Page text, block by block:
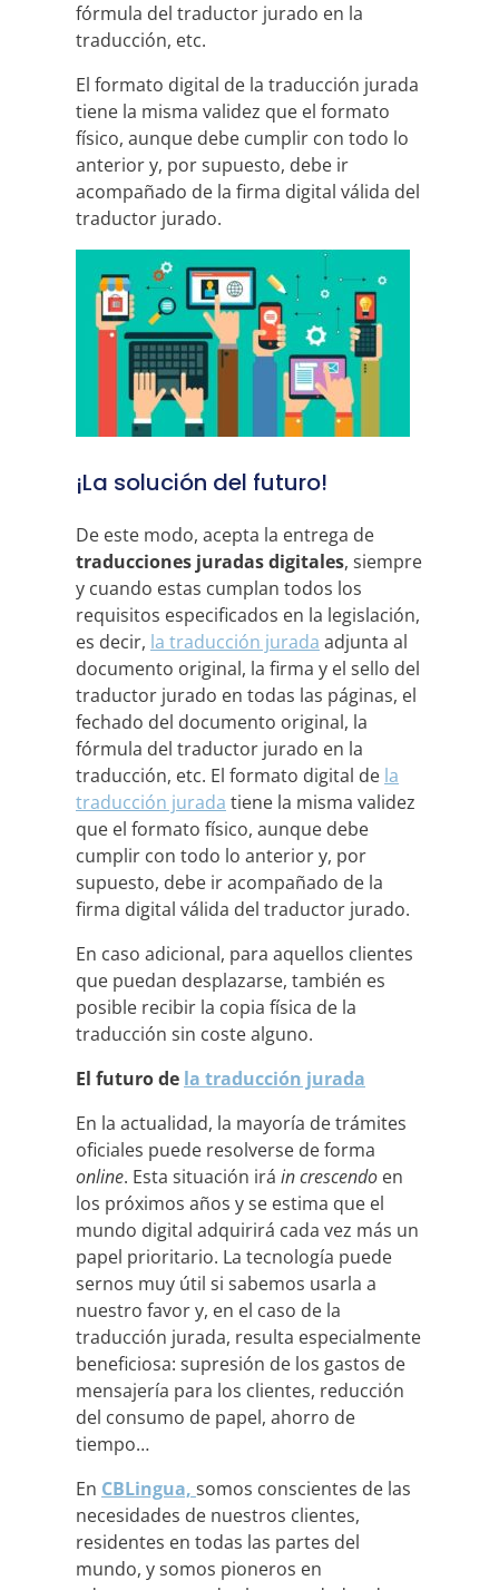
fórmula del traductor jurado en la
traducción, etc.
El formato digital de la traducción jurada
tiene la misma validez que el formato
físico, aunque debe cumplir con todo lo
anterior y, por supuesto, debe ir
acompañado de la firma digital válida del
traductor jurado.
¡La solución del futuro!
De este modo, acepta la entrega de
traducciones juradas digitales, siempre
y cuando estas cumplan todos los
requisitos especificados en la legislación,
es decir, la traducción jurada adjunta al
documento original, la firma y el sello del
traductor jurado en todas las páginas, el
fechado del documento original, la
fórmula del traductor jurado en la
traducción, etc. El formato digital de la
traducción jurada tiene la misma validez
que el formato físico, aunque debe
cumplir con todo lo anterior y, por
supuesto, debe ir acompañado de la
firma digital válida del traductor jurado.
En caso adicional, para aquellos clientes
que puedan desplazarse, también es
posible recibir la copia física de la
traducción sin coste alguno.
El futuro de la traducción jurada
En la actualidad, la mayoría de trámites
oficiales puede resolverse de forma
online. Esta situación irá in crescendo en
los próximos años y se estima que el
mundo digital adquirirá cada vez más un
papel prioritario. La tecnología puede
sernos muy útil si sabemos usarla a
nuestro favor y, en el caso de la
traducción jurada, resulta especialmente
beneficiosa: supresión de los gastos de
mensajería para los clientes, reducción
del consumo de papel, ahorro de
tiempo…
En CBLingua, somos conscientes de las
necesidades de nuestros clientes,
residentes en todas las partes del
mundo, y somos pioneros en